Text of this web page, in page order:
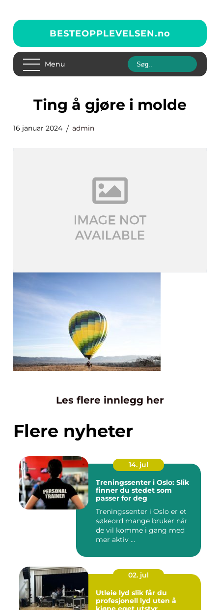
BESTEOPPLEVELSEN.no
Menu
ting å gjøre i molde
16 januar 2024 admin
Les flere innlegg her
Flere nyheter
14. jul
Treningssenter i Oslo: Slik
finner du stedet som
passer for deg
Treningssenter i Oslo er et
søkeord mange bruker når
de vil komme i gang med
mer aktiv ...
02. jul
Utleie lyd slik får du
profesjonell lyd uten å